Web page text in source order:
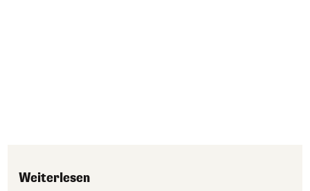
Weiterlesen